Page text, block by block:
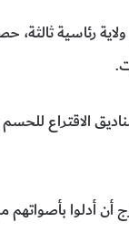
إلى صناديق